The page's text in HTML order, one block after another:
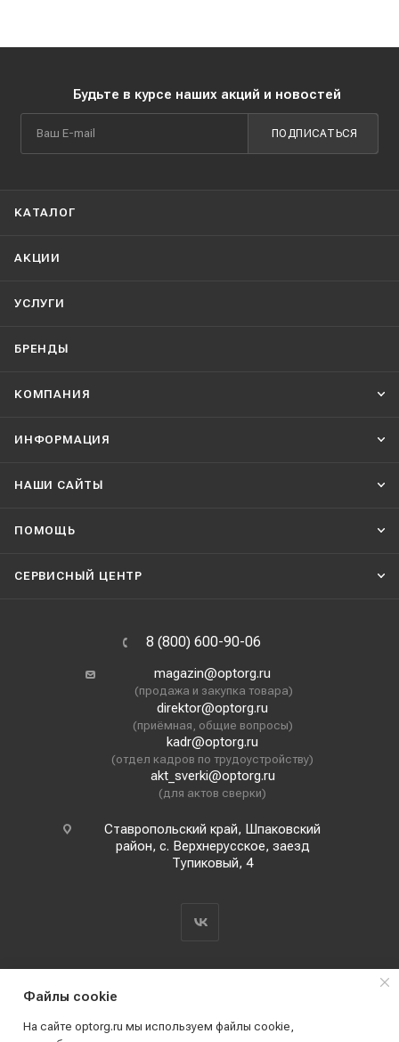
Будьте в курсе наших акций и новостей
ПОДПИСАТЬСЯ
КАТАЛОГ
АКЦИИ
УСЛУГИ
БРЕНДЫ
КОМПАНИЯ
ИНФОРМАЦИЯ
НАШИ CАЙТЫ
ПОМОЩЬ
СЕРВИСНЫЙ ЦЕНТР
8 (800) 600-90-06
magazin@optorg.ru
(продажа и закупка товара)
direktor@optorg.ru
(приёмная, общие вопросы)
kadr@optorg.ru
(отдел кадров по трудоустройству)
akt_sverki@optorg.ru
(для актов сверки)
Ставропольский край, Шпаковский
район, с. Верхнерусское, заезд
Тупиковый, 4
Файлы cookie
На сайте optorg.ru мы используем файлы cookie,